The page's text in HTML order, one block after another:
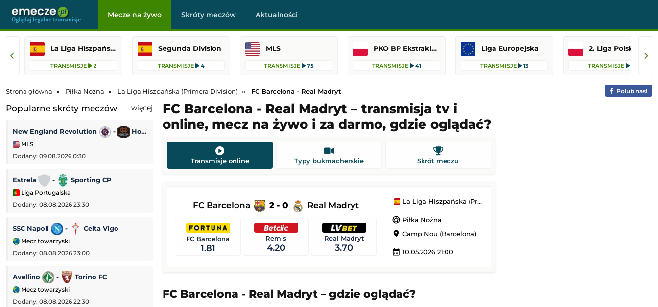
Mecze na żywo Skróty meczów Aktualności
La Liga Hiszpańska (Primera Division)
TRANSMISJE 2
Segunda Division
TRANSMISJE 4
MLS
TRANSMISJE 75
PKO BP Ekstraklasa
TRANSMISJE 41
Liga Europejska
TRANSMISJE 13
2. Liga Polska
TRANSMISJE 10
Strona główna Piłka Nożna La Liga Hiszpańska (Primera Division) FC Barcelona - Real Madryt Polub nas!
Popularne skróty meczów więcej
New England Revolution - Houston Dynamo
MLS
Dodany: 09.08.2026 0:30
Estrela - Sporting CP
Liga Portugalska
Dodany: 08.08.2026 23:30
SSC Napoli - Celta Vigo
Mecz towarzyski
Dodany: 08.08.2026 23:00
Avellino - Torino FC
Mecz towarzyski
Dodany: 08.08.2026 22:30
Korona Kielce - Legia Warszawa
PKO BP Ekstraklasa
Dodany: 08.08.2026 22:15
Dodany: 08.08.2026 22:00
Galatasaray - Villarreal CF
Mecz towarzyski
Dodany: 08.08.2026 22:00
Eredivisie (Liga Holenderska)
Coventry City - Espanyol Barcelona
Dodany: 08.08.2026 20:30
Dodany: 08.08.2026 19:30
Manchester United
Mecz towarzyski
Dodany: 08.08.2026 19:00
Mecz towarzyski
Dodany: 08.08.2026 19:00
FC Barcelona - Real Madryt – transmisja tv i
online, mecz na żywo i za darmo, gdzie oglądać?
Transmisje online Typy bukmacherskie Skrót meczu
FC Barcelona 2 - 0 Real Madryt
FC Barcelona
1.81
Remis
4.20
Real Madryt
3.70
La Liga Hiszpańska (Primera Division)
sports_soccer Piłka Nożna
location_on Camp Nou (Barcelona)
calendar_month 10.05.2026 21:00
FC Barcelona - Real Madryt – gdzie oglądać?